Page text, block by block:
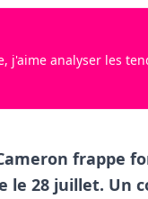
j'aime analyser les
frappe
le 28 juillet. Un